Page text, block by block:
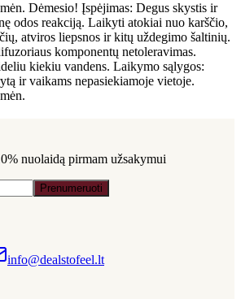
Dėmesio! Įspėjimas: Degus skystis ir
odos reakciją. Laikyti atokiai nuo karščio,
atviros liepsnos ir kitų uždegimo šaltinių.
komponentų netoleravimas.
kiekiu vandens. Laikymo sąlygos:
ir vaikams nepasiekiamoje vietoje.
nuolaidą pirmam užsakymui
Prenumeruoti
info@dealstofeel.lt